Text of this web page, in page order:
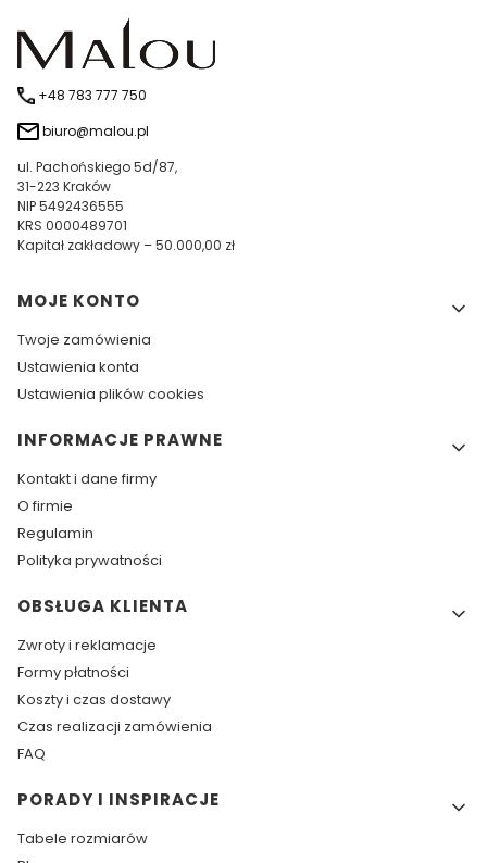
+48 783 777 750
biuro@malou.pl
ul. Pachońskiego 5d/87,
31-223 Kraków
NIP 5492436555
KRS 0000489701
Kapitał zakładowy – 50.000,00 zł
Linki w stopce
MOJE KONTO
Twoje zamówienia
Ustawienia konta
Ustawienia plików cookies
INFORMACJE PRAWNE
Kontakt i dane firmy
O firmie
Regulamin
Polityka prywatności
OBSŁUGA KLIENTA
Zwroty i reklamacje
Formy płatności
Koszty i czas dostawy
Czas realizacji zamówienia
FAQ
PORADY I INSPIRACJE
Tabele rozmiarów